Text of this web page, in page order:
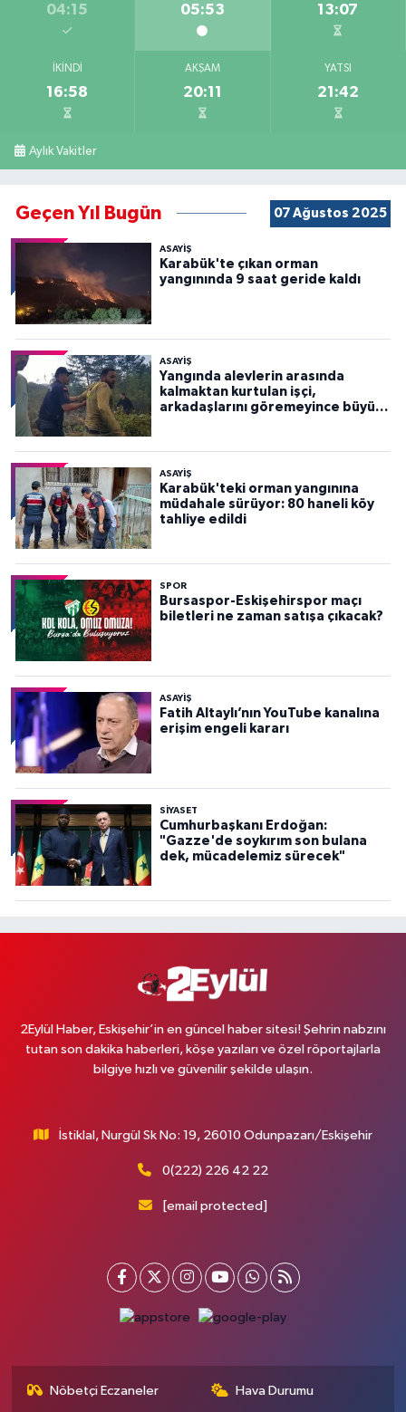
04:15 05:53 13:07
İKINDI
16:58
AKŞAM
20:11
YATSI
21:42
Aylık Vakitler
Geçen Yıl Bugün 07 Ağustos 2025
ASAYİŞ
Karabük'te çıkan orman
yangınında 9 saat geride kaldı
ASAYİŞ
Yangında alevlerin arasında
kalmaktan kurtulan işçi,
arkadaşlarını göremeyince büyük
ASAYİŞ
Karabük'teki orman yangınına
müdahale sürüyor: 80 haneli köy
tahliye edildi
SPOR
Bursaspor-Eskişehirspor maçı
biletleri ne zaman satışa çıkacak?
ASAYİŞ
Fatih Altaylı’nın YouTube kanalına
erişim engeli kararı
SİYASET
Cumhurbaşkanı Erdoğan:
"Gazze'de soykırım son bulana
dek, mücadelemiz sürecek"
2Eylül Haber, Eskişehir’in en güncel haber sitesi! Şehrin nabzını
tutan son dakika haberleri, köşe yazıları ve özel röportajlarla
bilgiye hızlı ve güvenilir şekilde ulaşın.
İstiklal, Nurgül Sk No: 19, 26010 Odunpazarı/Eskişehir
0(222) 226 42 22
[email protected]
Nöbetçi Eczaneler Hava Durumu